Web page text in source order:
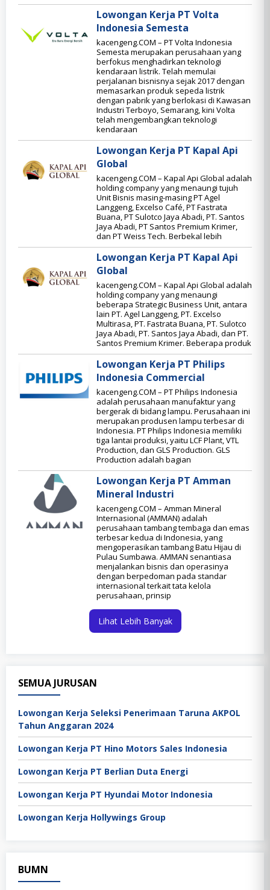
SEMUA JURUSAN
Lowongan Kerja Seleksi Penerimaan Taruna AKPOL
Tahun Anggaran 2024
Lowongan Kerja PT Hino Motors Sales Indonesia
Lowongan Kerja PT Berlian Duta Energi
Lowongan Kerja PT Hyundai Motor Indonesia
Lowongan Kerja Hollywings Group
BUMN
Lowongan Kerja PT Volta
Indonesia Semesta
kacengeng.COM – PT Volta Indonesia
Semesta merupakan perusahaan yang
berfokus menghadirkan teknologi
kendaraan listrik. Telah memulai
perjalanan bisnisnya sejak 2017 dengan
memasarkan produk sepeda listrik
dengan pabrik yang berlokasi di Kawasan
Industri Terboyo, Semarang, kini Volta
telah mengembangkan teknologi
kendaraan
Lowongan Kerja PT Kapal Api
Global
kacengeng.COM – Kapal Api Global adalah
holding company yang menaungi tujuh
Unit Bisnis masing-masing PT Agel
Langgeng, Excelso Café, PT Fastrata
Buana, PT Sulotco Jaya Abadi, PT. Santos
Jaya Abadi, PT Santos Premium Krimer,
dan PT Weiss Tech. Berbekal lebih
Lowongan Kerja PT Kapal Api
Global
kacengeng.COM – Kapal Api Global adalah
holding company yang menaungi
beberapa Strategic Business Unit, antara
lain PT. Agel Langgeng, PT. Excelso
Multirasa, PT. Fastrata Buana, PT. Sulotco
Jaya Abadi, PT. Santos Jaya Abadi, dan PT.
Santos Premium Krimer. Beberapa produk
Lowongan Kerja PT Philips
Indonesia Commercial
kacengeng.COM – PT Philips Indonesia
adalah perusahaan manufaktur yang
bergerak di bidang lampu. Perusahaan ini
merupakan produsen lampu terbesar di
Indonesia. PT Philips Indonesia memiliki
tiga lantai produksi, yaitu LCF Plant, VTL
Production, dan GLS Production. GLS
Production adalah bagian
Lowongan Kerja PT Amman
Mineral Industri
kacengeng.COM – Amman Mineral
Internasional (AMMAN) adalah
perusahaan tambang tembaga dan emas
terbesar kedua di Indonesia, yang
mengoperasikan tambang Batu Hijau di
Pulau Sumbawa. AMMAN senantiasa
menjalankan bisnis dan operasinya
dengan berpedoman pada standar
internasional terkait tata kelola
perusahaan, prinsip
Lihat Lebih Banyak